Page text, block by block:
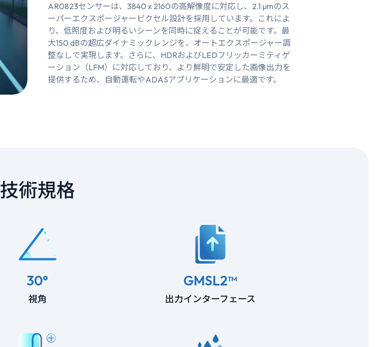
AR0823センサーは、3840 x 2160の高解像度に対応し、2.1 µmのス
ーパーエクスポージャーピクセル設計を採用しています。これによ
り、低照度および明るいシーンを同時に捉えることが可能です。最
大150 dBの超広ダイナミックレンジを、オートエクスポージャー調
整なしで実現します。さらに、HDRおよびLEDフリッカーミティゲ
ーション（LFM）に対応しており、より鮮明で安定した画像出力を
提供するため、自動運転やADASアプリケーションに最適です。
技術規格
30°
視角
GMSL2™
出力インターフェース